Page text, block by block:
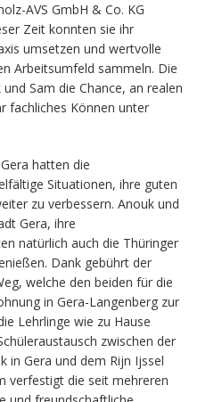
AVS GmbH & Co. KG
Zeit konnten sie ihr
umsetzen und wertvolle
Arbeitsumfeld sammeln. Die
Sam die Chance, an realen
fachliches Können unter
hatten die
Situationen, ihre guten
zu verbessern. Anouk und
Gera, ihre
natürlich auch die Thüringer
Dank gebührt der
welche den beiden für die
in Gera-Langenberg zur
Lehrlinge wie zu Hause
zwischen der
in Gera und dem Rijn Ijssel
verfestigt die seit mehreren